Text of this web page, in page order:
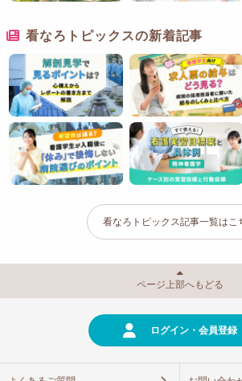
看なろトピックスの新着記事
看なろトピックス記事一覧はこ
ページ上部へもどる
ログイン・会員登録